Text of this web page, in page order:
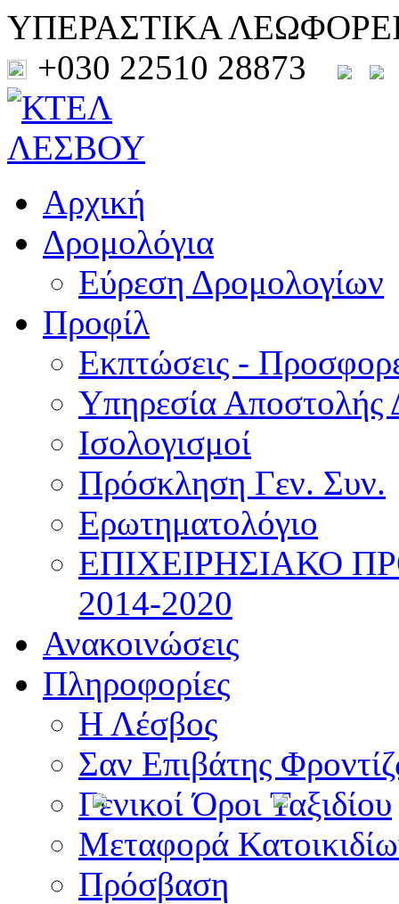
ΥΠΕΡΑΣΤΙΚΑ
+030 22510 28873
Αρχική
Δρομολόγια
Εύρεση Δρομολογίων
Προφίλ
Εκπτώσεις -
Υπηρεσία Αποστολής
Ισολογισμοί
Πρόσκληση Γεν. Συν.
Ερωτηματολόγιο
ΕΠΙΧΕΙΡΗΣΙΑΚΟ
2014-2020
Ανακοινώσεις
Πληροφορίες
Η Λέσβος
Σαν Επιβάτης
Γενικοί Όροι Ταξιδίου
Μεταφορά
Πρόσβαση